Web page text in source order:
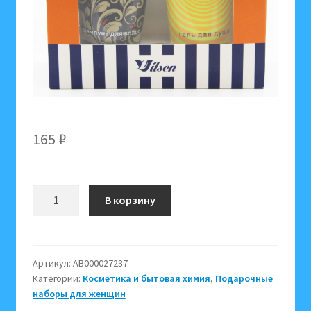
165 ₽
для
женщин
Праздничное
В корзину
Артикул: АВ000027237
Категории: Косметика и бытовая химия, Подарочные
наборы для женщин